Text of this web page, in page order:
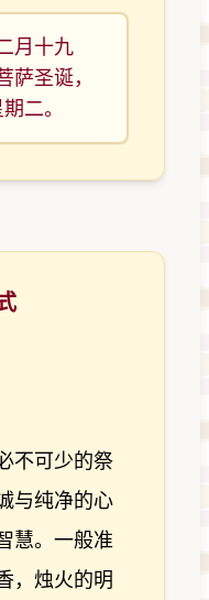
月十九
萨圣诞，
二。
不可少的祭
与纯净的心
慧。一般准
，烛火的明